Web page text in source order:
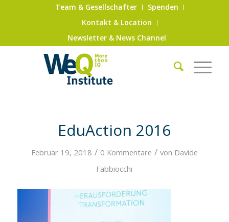
Team & Gesellschafter
Spenden
Kontakt & Location
Newsletter & News Channel
EduAction 2016
Februar 19, 2018 / 0 Kommentare / von Davide
Fabbiocchi